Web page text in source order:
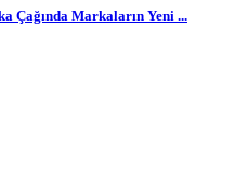
Çağında Markaların Yeni ...